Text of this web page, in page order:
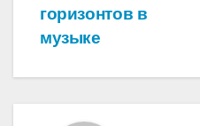
горизонтов в
музыке